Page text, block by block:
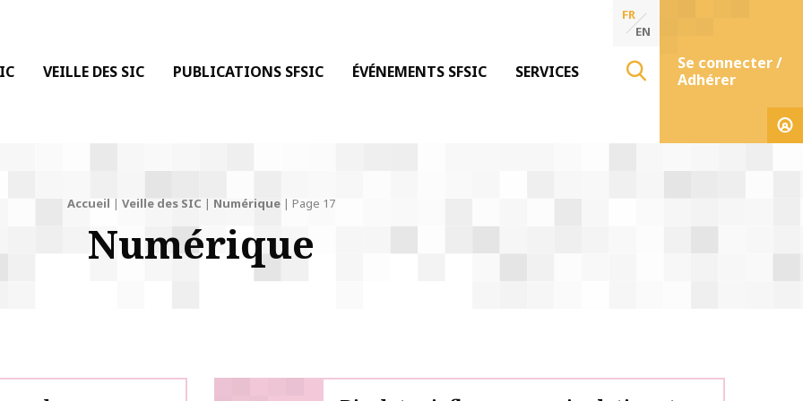
LA COMMUNICATION
VEILLE DES SIC PUBLICATIONS SFSIC ÉVÉNEMENTS SFSIC SERVICES
FR
EN
Se connecter /
Adhérer
Accueil | Veille des SIC | Numérique| Page 17
Numérique